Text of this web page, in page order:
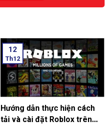
12
Th12
Hướng dẫn thực hiện cách
tải và cài đặt Roblox trên